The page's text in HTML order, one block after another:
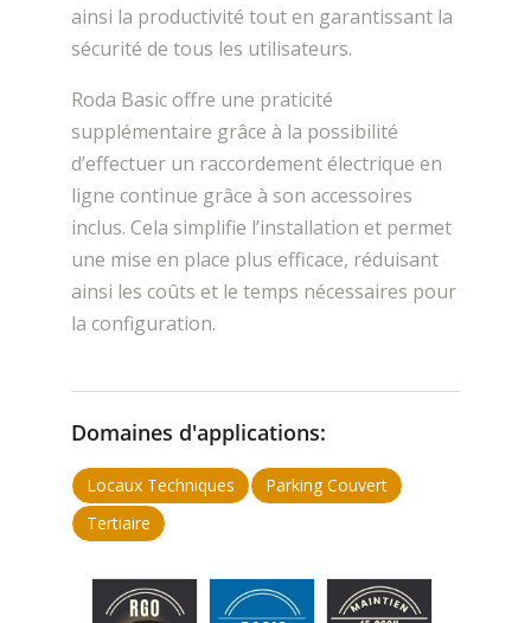
ainsi la productivité tout en garantissant la
sécurité de tous les utilisateurs.
Roda Basic offre une praticité
supplémentaire grâce à la possibilité
d’effectuer un raccordement électrique en
ligne continue grâce à son accessoires
inclus. Cela simplifie l’installation et permet
une mise en place plus efficace, réduisant
ainsi les coûts et le temps nécessaires pour
la configuration.
Domaines d'applications:
Locaux Techniques
Parking Couvert
Tertiaire